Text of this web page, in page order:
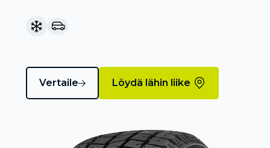
Vertaile Löydä lähin liike